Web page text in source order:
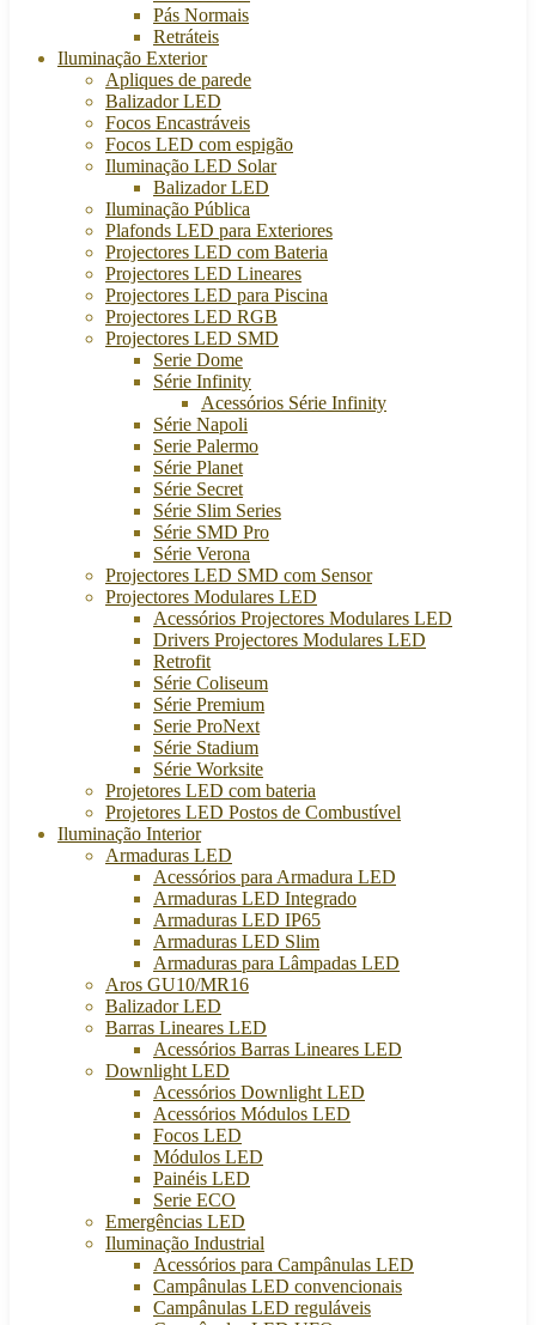
Pás Normais
Retráteis
Iluminação Exterior
Apliques de parede
Balizador LED
Focos Encastráveis
Focos LED com espigão
Iluminação LED Solar
Balizador LED
Iluminação Pública
Plafonds LED para Exteriores
Projectores LED com Bateria
Projectores LED Lineares
Projectores LED para Piscina
Projectores LED RGB
Projectores LED SMD
Serie Dome
Série Infinity
Acessórios Série Infinity
Série Napoli
Serie Palermo
Série Planet
Série Secret
Série Slim Series
Série SMD Pro
Série Verona
Projectores LED SMD com Sensor
Projectores Modulares LED
Acessórios Projectores Modulares LED
Drivers Projectores Modulares LED
Retrofit
Série Coliseum
Série Premium
Serie ProNext
Série Stadium
Série Worksite
Projetores LED com bateria
Projetores LED Postos de Combustível
Iluminação Interior
Armaduras LED
Acessórios para Armadura LED
Armaduras LED Integrado
Armaduras LED IP65
Armaduras LED Slim
Armaduras para Lâmpadas LED
Aros GU10/MR16
Balizador LED
Barras Lineares LED
Acessórios Barras Lineares LED
Downlight LED
Acessórios Downlight LED
Acessórios Módulos LED
Focos LED
Módulos LED
Painéis LED
Serie ECO
Emergências LED
Iluminação Industrial
Acessórios para Campânulas LED
Campânulas LED convencionais
Campânulas LED reguláveis